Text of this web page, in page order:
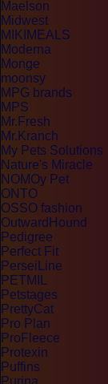
Maelson
Midwest
MIKIMEALS
Moderna
Monge
moonsy
MPG brands
MPS
Mr.Fresh
Mr.Kranch
My Pets Solutions
Nature's Miracle
NOMOy Pet
ONTO
OSSO fashion
OutwardHound
Pedigree
Perfect Fit
PerseiLine
PETMIL
Petstages
PrettyCat
Pro Plan
ProFleece
Protexin
Puffins
Purina